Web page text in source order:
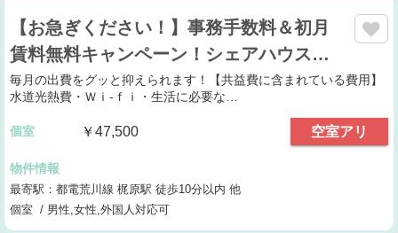
【お急ぎください！】事務手数料＆初月
賃料無料キャンペーン！シェアハウス…
毎月の出費をグッと抑えられます！【共益費に含まれている費用】
水道光熱費・Ｗｉ-ｆｉ・生活に必要な…
個室 ￥47,500 空室アリ
物件情報
最寄駅：都電荒川線 梶原駅 徒歩10分以内 他
個室 / 男性,女性,外国人対応可